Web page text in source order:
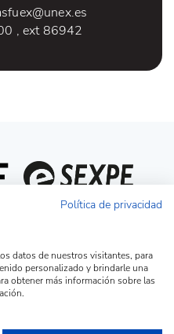
, ext 86942
empresa
Política de privacidad
datos de nuestros visitantes, para
personalizado y brindarle una
obtener más información sobre las